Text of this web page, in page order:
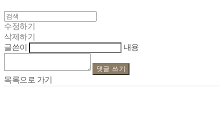
수정하기
삭제하기
글쓴이
내용
댓글 쓰기
목록으로 가기